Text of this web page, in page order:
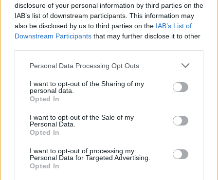
disclosure of your personal information by third parties on the
IAB’s list of downstream participants. This information may
also be disclosed by us to third parties on the IAB’s List of
Downstream Participants that may further disclose it to other
Please note that this website/app uses one or more Google
not limited to your visit or usage behaviour. You may click to
grant or deny consent to Google and its third-party tags to
use your data for below specified purposes in below Google
consent section.
Personal Data Processing Opt Outs
I want to opt-out of the Sharing of my
personal data.
Opted In
I want to opt-out of the Sale of my
Personal Data.
Opted In
I want to opt-out of processing my
Personal Data for Targeted Advertising.
Opted In
Kövess minket, és értesülj a friss
Követem
FÓKUSZ #